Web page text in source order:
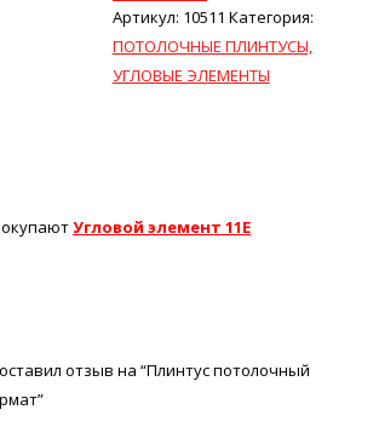
Артикул: 10511 Категория:
ПОТОЛОЧНЫЕ ПЛИНТУСЫ,
УГЛОВЫЕ ЭЛЕМЕНТЫ
Угловой элемент 11Е
отзыв на “Плинтус потолочный